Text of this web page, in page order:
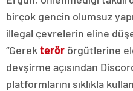
birçok gencin olumsuz
illegal çevrelerin eline
“Gerek terör örgütlerine
devşirme açısından
platformlarını sıklıkla